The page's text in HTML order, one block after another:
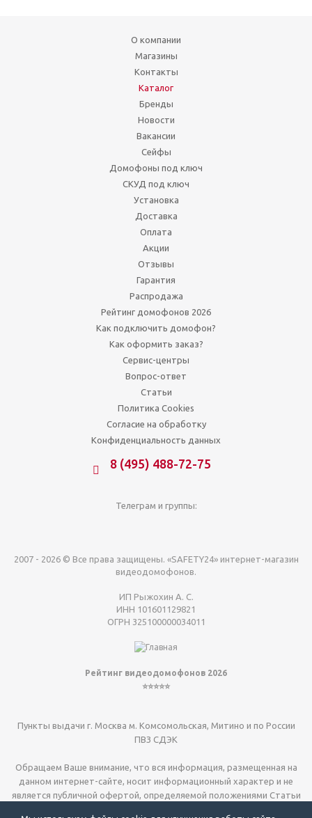
О компании
Магазины
Контакты
Каталог
Бренды
Новости
Вакансии
Сейфы
Домофоны под ключ
СКУД под ключ
Установка
Доставка
Оплата
Акции
Отзывы
Гарантия
Распродажа
Рейтинг домофонов 2026
Как подключить домофон?
Как оформить заказ?
Сервис-центры
Вопрос-ответ
Статьи
Политика Cookies
Согласие на обработку
Конфиденциальность данных
8 (495) 488-72-75
Телеграм и группы:
2007 - 2026 © Все права защищены. «SAFETY24» интернет-магазин
видеодомофонов.
ИП Рыжохин А. С.
ИНН 101601129821
ОГРН 325100000034011
Рейтинг видеодомофонов 2026
⭐⭐⭐⭐⭐
Пункты выдачи г. Москва м. Комсомольская, Митино и по России
ПВЗ СДЭК
Обращаем Ваше внимание, что вся информация, размещенная на
данном интернет-сайте, носит информационный характер и не
является публичной офертой, определяемой положениями Статьи